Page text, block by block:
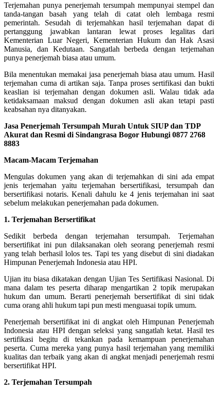
Terjemahan punya penerjemah tersumpah mempunyai stempel dan
tanda-tangan basah yang telah di catat oleh lembaga resmi
pemerintah. Sesudah di terjemahkan hasil terjemahan dapat di
pertanggung jawabkan lantaran lewat proses legalitas dari
Kementerian Luar Negeri, Kementerian Hukum dan Hak Asasi
Manusia, dan Kedutaan. Sangatlah berbeda dengan terjemahan
punya penerjemah biasa atau umum.
Bila menentukan memakai jasa penerjemah biasa atau umum. Hasil
terjemahan cuma di artikan saja. Tanpa proses sertifikasi dan bukti
keaslian isi terjemahan dengan dokumen asli. Walau tidak ada
ketidaksamaan maksud dengan dokumen asli akan tetapi pasti
keabsahan nya ditanyakan.
Jasa Penerjemah Tersumpah Murah Untuk SIUP dan TDP
Akurat dan Resmi di Sindangrasa Bogor Hubungi 0877 2768
8883
Macam-Macam Terjemahan
Mengulas dokumen yang akan di terjemahkan di sini ada empat
jenis terjemahan yaitu terjemahan bersertifikasi, tersumpah dan
bersertifikasi notaris. Kenali dahulu ke 4 jenis terjemahan ini saat
sebelum melakukan penerjemahan pada dokumen.
1. Terjemahan Bersertifikat
Sedikit berbeda dengan terjemahan tersumpah. Terjemahan
bersertifikat ini pun dilaksanakan oleh seorang penerjemah resmi
yang telah berhasil lolos tes. Tapi tes yang disebut di sini diadakan
Himpunan Penerjemah Indonesia atau HPI.
Ujian itu biasa dikatakan dengan Ujian Tes Sertifikasi Nasional. Di
mana dalam tes peserta diharap mengartikan 2 topik merupakan
hukum dan umum. Berarti penerjemah bersertifikat di sini tidak
cuma orang ahli hukum tapi pun mesti menguasai topik umum.
Penerjemah bersertifikat ini di angkat oleh Himpunan Penerjemah
Indonesia atau HPI dengan seleksi yang sangatlah ketat. Hasil tes
sertifikasi begitu di tekankan pada kemampuan penerjemahan
peserta. Cuma mereka yang punya hasil terjemahan yang memiliki
kualitas dan terbaik yang akan di angkat menjadi penerjemah resmi
bersertifikat HPI.
2. Terjemahan Tersumpah